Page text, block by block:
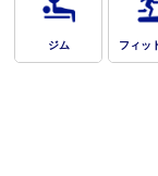
ジム フィッ